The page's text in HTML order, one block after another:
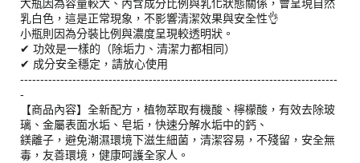
大瓶因為容量較大、內含成分比例與乳化狀態關係，會呈現自然
乳白色，這是正常現象，不影響清潔效果與安全性👌
小瓶則因為分裝比例與濃度呈現較透明狀。
✔ 功效是一樣的（除垢力、清潔力都相同）
✔ 成分安全穩定，請放心使用
-------------------------------------------------------------------------------
-
【商品內容】全新配方，植物萃取有機酸、檸檬酸，有效去除玻
璃、金屬表面水垢、皂垢，快速分解水垢中的鈣、
鎂離子，避免潮濕環境下滋生細菌，清潔容易，不殘留，安全無
毒，友善環境，健康呵護全家人。